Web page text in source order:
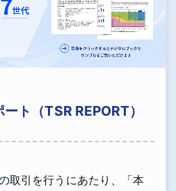
ト（TSR REPORT）
取引を行うにあたり、「本